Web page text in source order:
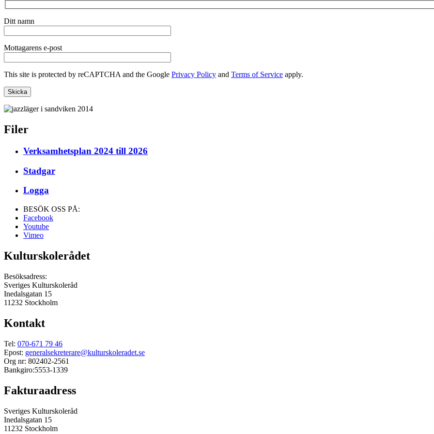
Ditt namn
Mottagarens e-post
This site is protected by reCAPTCHA and the Google Privacy Policy and Terms of Service apply.
Filer
Verksamhetsplan 2024 till 2026
Stadgar
Logga
BESÖK OSS PÅ:
Facebook
Youtube
Vimeo
Kulturskolerådet
Besöksadress:
Sveriges Kulturskoleråd
Inedalsgatan 15
11232 Stockholm
Kontakt
Tel: 070-671 79 46
Epost: generalsekreterare@kulturskoleradet.se
Org nr: 802402-2561
Bankgiro:5553-1339
Fakturaadress
Sveriges Kulturskoleråd
Inedalsgatan 15
11232 Stockholm